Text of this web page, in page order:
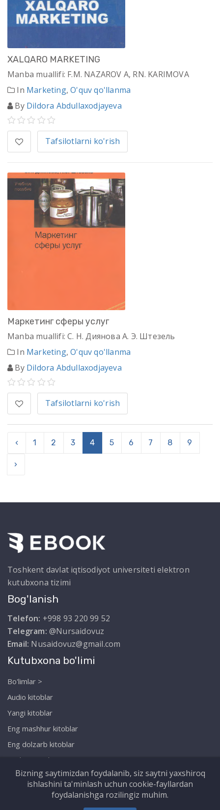
XALQARO MARKETING
Manba muallifi: F.M. NAZAROV A, RN. KARIMOVA
In Marketing,O'quv qo'llanma
By Dildora Abdullaxodjayeva
Tafsilotlarni ko'rish
Маркетинг сферы услуг
Manba muallifi: С. Н. Диянова А. Э. Штезель
In Marketing,O'quv qo'llanma
By Dildora Abdullaxodjayeva
Tafsilotlarni ko'rish
‹ 1 2 3 4 5 6 7 8 9
›
Toshkent davlat iqtisodiyot universiteti elektron
kutubxona tizimi
Bog'lanish
Telefon: +998 93 220 99 52
Telegram: @Nursaidovuz
Email: Nusaidovuz@gmail.com
Kutubxona bo'limi
Bo'limlar >
Audio kitoblar
Yangi kitoblar
Eng mashhur kitoblar
Eng dolzarb kitoblar
Biz haqimizda
Bizning saytimizdan foydalanib, siz saytni yaxshiroq
ishlashini ta'minlash uchun cookie-fayllardan
foydalanishga rozilingiz muhim.